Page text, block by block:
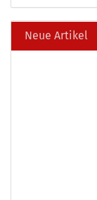
Neue Artikel